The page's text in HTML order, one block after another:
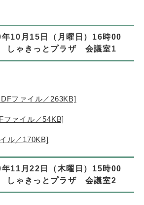
10月15日（月曜日）16時00
しゃきっとプラザ 会議室1
ファイル／263KB]
ファイル／54KB]
ル／170KB]
11月22日（木曜日）15時00
しゃきっとプラザ 会議室2